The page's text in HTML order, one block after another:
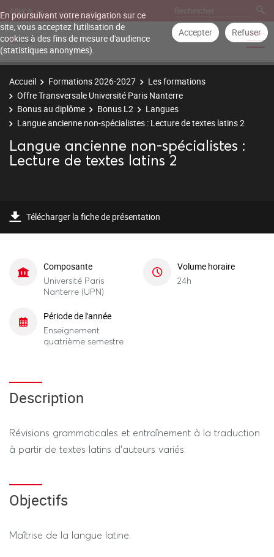
En poursuivant votre navigation sur ce
site, vous acceptez l'utilisation de
cookies à des fins de mesure d'audience
(statistiques anonymes).
Accepter Refuser
Aller à
Accueil Formations 2026-2027
Les formations
Offre Transversale Université Paris Nanterre
Bonus au diplôme
Bonus L2
Langues
Langue ancienne non-spécialistes : Lecture de textes latins 2
Langue ancienne non-spécialistes :
Lecture de textes latins 2
Télécharger la fiche de présentation
Composante
Université Paris
Nanterre (UPN)
Volume horaire
24h
Période de l'année
Enseignement
quatrième semestre
Description
Révisions grammaticales et entraînement à la traduction
à partir de textes latins d’auteurs variés.
Objectifs
Maîtrise de la langue latine.